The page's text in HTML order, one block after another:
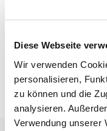
Diese Webseite
Wir verwenden
personalisieren,
zu können und die
analysieren.
Verwendung unserer